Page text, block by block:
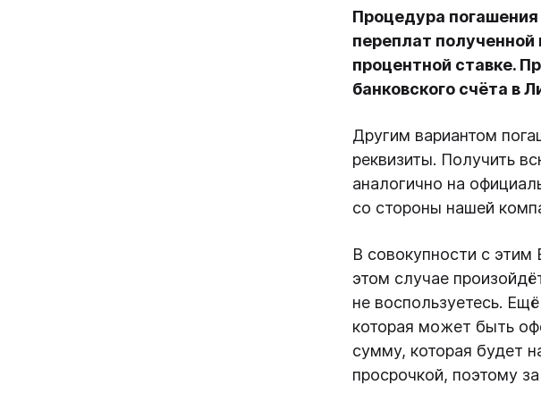
Процедура
переплат
процентной ставке.
банковского счёта в
Другим вариантом
реквизиты. Получить
аналогично на
со стороны нашей
В совокупности с
этом случае
не воспользуетесь.
которая может быть
сумму, которая будет
просрочкой, поэтому